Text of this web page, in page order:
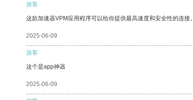
游客
这款加速器VPM应用程序可以给你提供最高速度和安全性的连接。
2025-06-09
游客
这个是app神器
2025-06-09